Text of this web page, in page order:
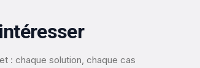
: chaque solution, chaque cas